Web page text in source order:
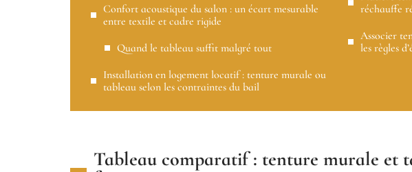
Confort acoustique du salon : un écart mesurable
entre textile et cadre rigide
Quand le tableau suffit malgré tout
Installation en logement locatif : tenture murale ou
tableau selon les contraintes du bail
réchauffe
Associer
les règles
Tableau comparatif : tenture murale et